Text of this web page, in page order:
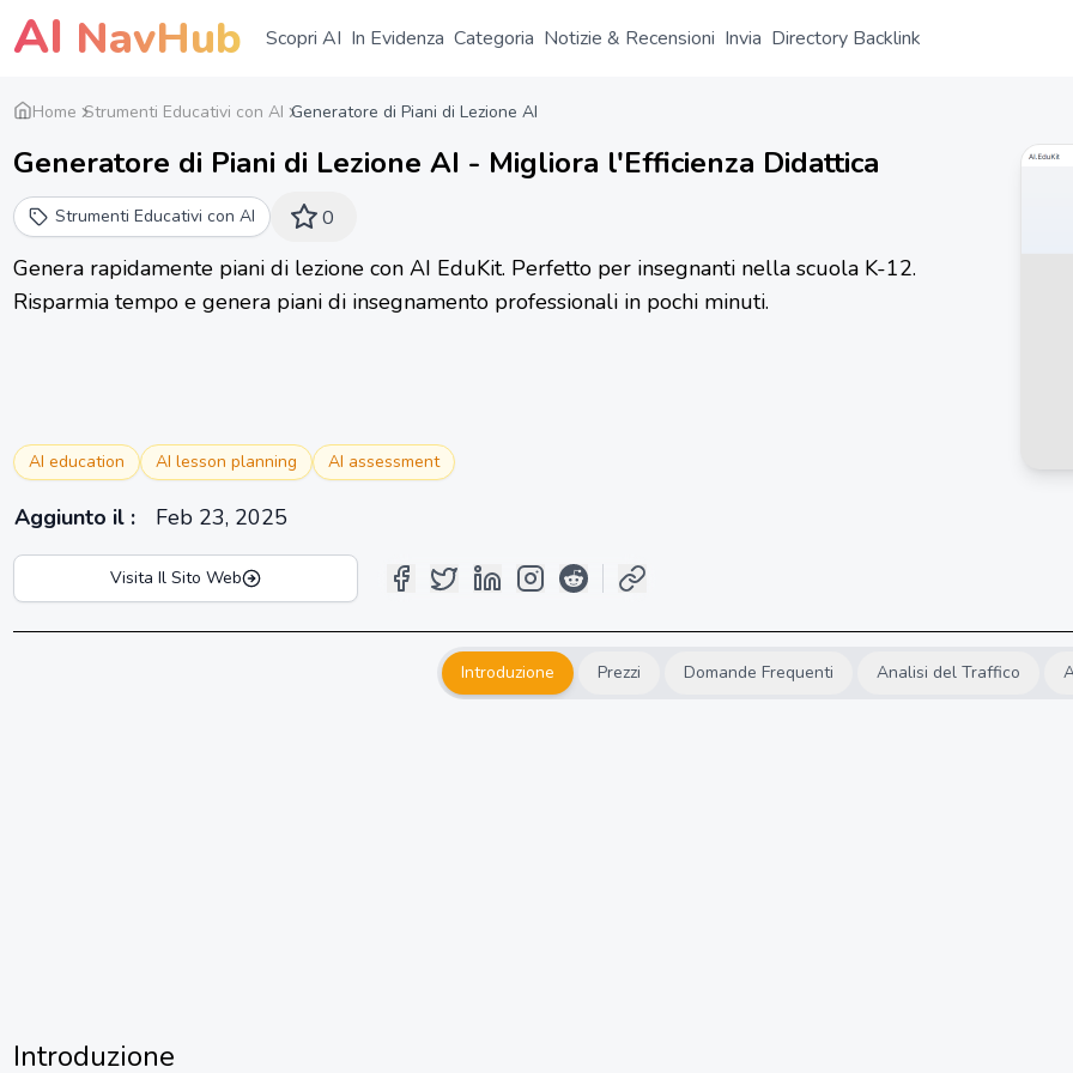
AI NavHub Scopri AI In Evidenza Categoria Notizie & Recensioni Invia Directory Backlink
Home Strumenti Educativi con AI Generatore di Piani di Lezione AI
Generatore di Piani di Lezione AI - Migliora l'Efficienza Didattica
Strumenti Educativi con AI 0
Genera rapidamente piani di lezione con AI EduKit. Perfetto per insegnanti nella scuola K-12.
Risparmia tempo e genera piani di insegnamento professionali in pochi minuti.
AI education AI lesson planning AI assessment
Aggiunto il : Feb 23, 2025
Visita Il Sito Web
Introduzione Prezzi Domande Frequenti Analisi del Traffico
Introduzione